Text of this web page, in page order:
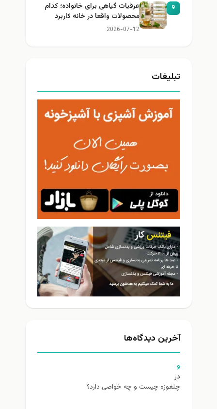
9
عرقیات گیاهی برای خانواده؛ کدام
محصولات واقعا در خانه کاربرد
دارند؟
2026-07-12
تبلیغات
آخرین دیدگاه‌ها
و
در
چلغوزه چیست و چه خواصی دارد؟